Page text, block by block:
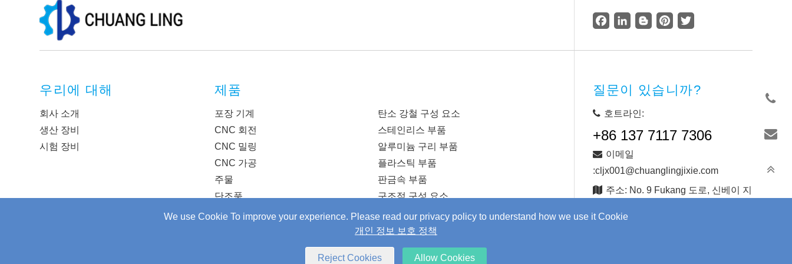
We use Cookie To improve your experience. Please read our privacy policy to understand how we use it Cookie
개인 정보 보호 정책
Reject Cookies Allow Cookies
Facebook
LinkedInBloggerPinterestTwitter
우리에 대해
회사 소개
생산 장비
시험 장비
제품
포장 기계
CNC 회전
CNC 밀링
CNC 가공
주물
단조품
탄소 강철 구성 요소
스테인리스 부품
알루미늄 구리 부품
플라스틱 부품
판금속 부품
구조적 구성 요소
질문이 있습니까?
호트라인:
+86 137 7117 7306
이메일
:cljx001@chuanglingjixie.com
주소: No. 9 Fukang 도로, 신베이 지